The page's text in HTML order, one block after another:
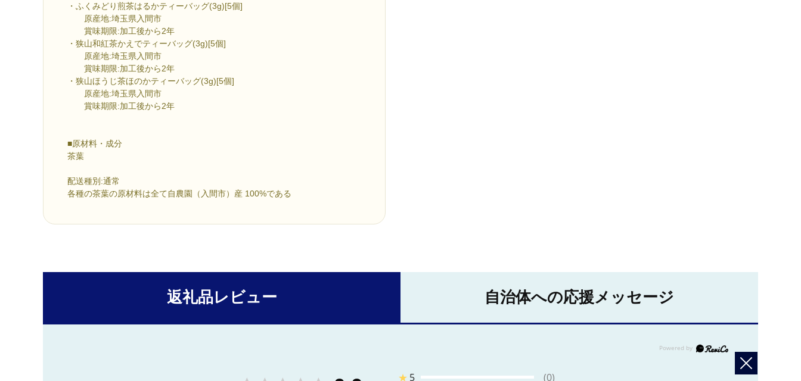
・ふくみどり煎茶はるかティーバッグ(3g)[5個]
原産地:埼玉県入間市
賞味期限:加工後から2年
・狭山和紅茶かえでティーバッグ(3g)[5個]
原産地:埼玉県入間市
賞味期限:加工後から2年
・狭山ほうじ茶ほのかティーバッグ(3g)[5個]
原産地:埼玉県入間市
賞味期限:加工後から2年
■原材料・成分
茶葉
配送種別:通常
各種の茶葉の原材料は全て自農園（入間市）産 100%である
返礼品レビュー 自治体への応援メッセージ
★ 5 (0)